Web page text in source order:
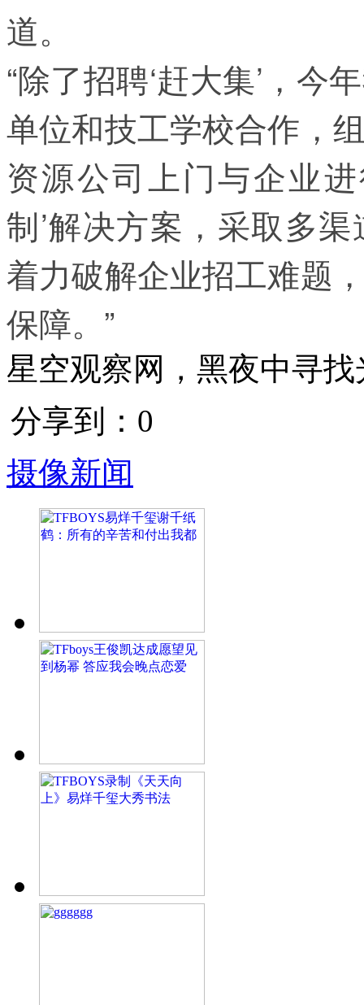
道。
“除了招聘‘赶大集’，今
单位和技工学校合作，
资源公司上门与企业
制’解决方案，采取多
着力破解企业招工难题
保障。”
星空观察网，黑夜中寻找
分享到： 0
摄像新闻